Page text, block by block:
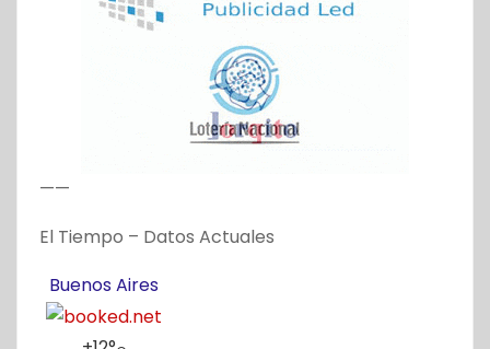
——
El Tiempo – Datos Actuales
Buenos Aires